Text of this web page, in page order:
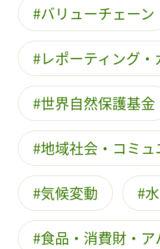
バリューチェーン
レポーティング
世界自然保護基金
地域社会・コミュ
気候変動
食品・消費財・ア